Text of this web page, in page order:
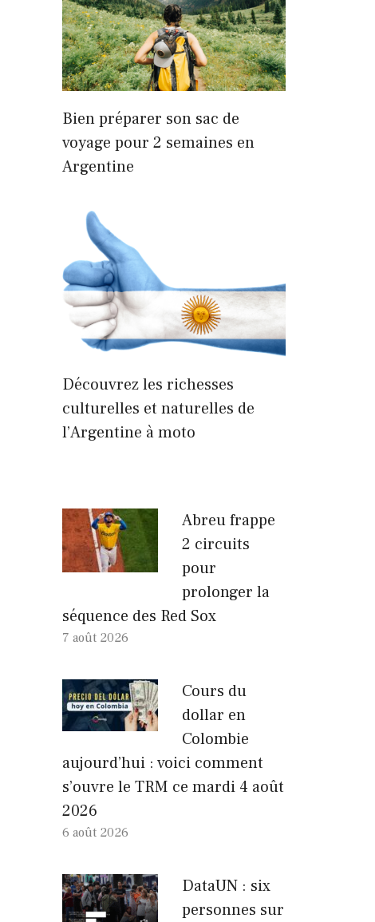
Bien préparer son sac de
voyage pour 2 semaines en
Argentine
Découvrez les richesses
culturelles et naturelles de
l’Argentine à moto
Abreu frappe
2 circuits
pour
prolonger la
séquence des Red Sox
7 août 2026
Cours du
dollar en
Colombie
aujourd’hui : voici comment
s’ouvre le TRM ce mardi 4 août
2026
6 août 2026
DataUN : six
personnes sur